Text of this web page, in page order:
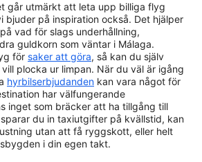
går utmärkt att leta upp billiga flyg
bjuder på inspiration också. Det hjälper
vad för slags underhållning,
guldkorn som väntar i Málaga.
för saker att göra, så kan du själv
plocka ur limpan. När du väl är igång
hyrbilserbjudanden kan vara något för
har välfungerande
inget som bräcker att ha tillgång till
du in taxiutgifter på kvällstid, kan
utan att få ryggskott, eller helt
i din egen takt.